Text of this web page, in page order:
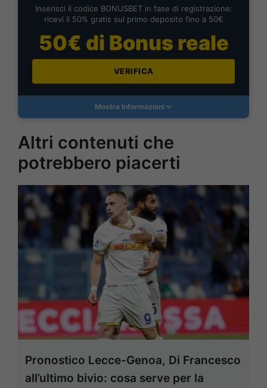
Inserisci il codice BONUSBET in fase di registrazione:
ricevi il 50% gratis sul primo deposito fino a 50€
50€ di Bonus reale
VERIFICA
Mostra Informazioni
Altri contenuti che
potrebbero piacerti
Pronostico Lecce-Genoa, Di Francesco
all’ultimo bivio: cosa serve per la